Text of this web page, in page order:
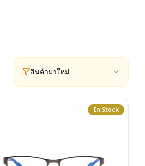
สินค้ามาใหม่
In Stock